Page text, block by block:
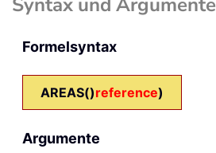
Formelsyntax
AREAS()reference)
Argumente